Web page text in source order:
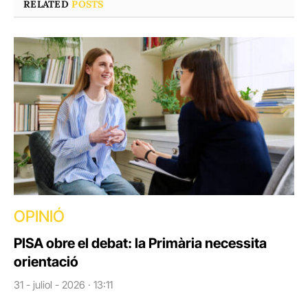
RELATEDPOSTS
OPINIÓ
PISA obre el debat: la Primària necessita
orientació
31 - juliol - 2026 · 13:11